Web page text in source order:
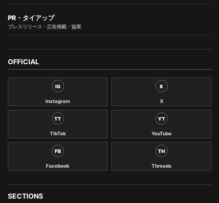
PR・タイアップ
プレスリリース・広告掲載・協業
OFFICIAL
IG
Instagram
X
X
TT
TikTok
YT
YouTube
FB
Facebook
TH
Threads
SECTIONS